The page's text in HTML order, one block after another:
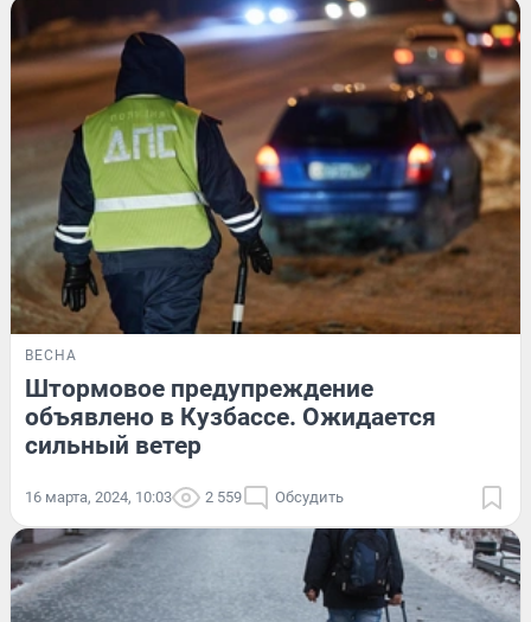
ВЕСНА
Штормовое предупреждение
объявлено в Кузбассе. Ожидается
сильный ветер
16 марта, 2024, 10:03 2 559 Обсудить